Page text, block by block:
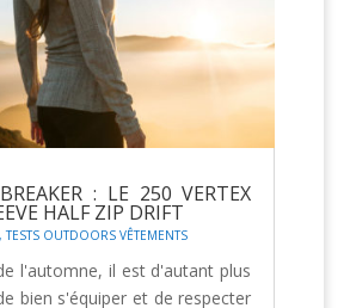
: LE 250 VERTEX
HALF ZIP DRIFT
TESTS OUTDOORS VÊTEMENTS
l'automne, il est d'autant plus
bien s'équiper et de respecter